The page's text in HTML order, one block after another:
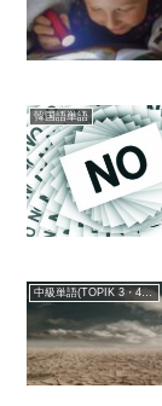
韓国語単語
中級単語(TOPIK 3・4級)